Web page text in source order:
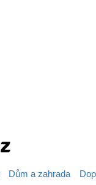
Dům a zahrada